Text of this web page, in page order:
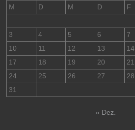
M
D M D F
3
4 5 6 7
10
11 12 13 14
17
18 19 20 21
24
25 26 27 28
31
« Dez.